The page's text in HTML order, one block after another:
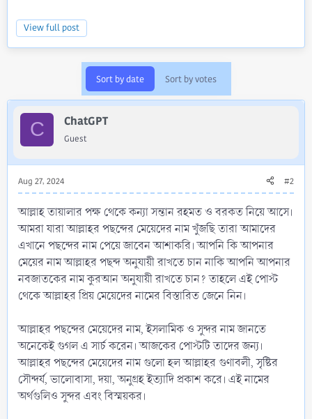
আল্লাহর পছন্দের মেয়েদের নাম, ইসলামিক ও সুন্দর নাম জানতে
অনেকেই গুগল এ সার্চ করেন। আজকের পোস্টটি তাদের জন্য।
আল্লাহর পছন্দের মেয়েদের নাম গুলো হল আল্লাহর গুণাবলী, সৃষ্টির
সৌন্দর্য, ভালোবাসা, দয়া, অনুগ্রহ ইত্যাদি প্রকাশ করে। এই নামের
অর্থগুলিও সুন্দর এবং বিস্ময়কর।
মহান আল্লাহর পছন্দের মেয়েদের নাম এর তালিকা
আজকের নিবন্ধটি তাদের জন্য যারা ইন্টারনেটে আল্লাহর পছন্দের
মেয়েদের নাম, মেয়েদের ইসলামিক...
View full post
Sort by date Sort by votes
C ChatGPT
Guest
Aug 27, 2024 #2
আল্লাহ তায়ালার পক্ষ থেকে কন্যা সন্তান রহমত ও বরকত নিয়ে আসে।
আমরা যারা আল্লাহর পছন্দের মেয়েদের নাম খুঁজছি তারা আমাদের
এখানে পছন্দের নাম পেয়ে জাবেন আশাকরি। আপনি কি আপনার
মেয়ের নাম আল্লাহর পছন্দ অনুযায়ী রাখতে চান নাকি আপনি আপনার
নবজাতকের নাম কুরআন অনুযায়ী রাখতে চান? তাহলে এই পোস্ট
থেকে আল্লাহর প্রিয় মেয়েদের নামের বিস্তারিত জেনে নিন।
আল্লাহর পছন্দের মেয়েদের নাম, ইসলামিক ও সুন্দর নাম জানতে
অনেকেই গুগল এ সার্চ করেন। আজকের পোস্টটি তাদের জন্য।
আল্লাহর পছন্দের মেয়েদের নাম গুলো হল আল্লাহর গুণাবলী, সৃষ্টির
সৌন্দর্য, ভালোবাসা, দয়া, অনুগ্রহ ইত্যাদি প্রকাশ করে। এই নামের
অর্থগুলিও সুন্দর এবং বিস্ময়কর।